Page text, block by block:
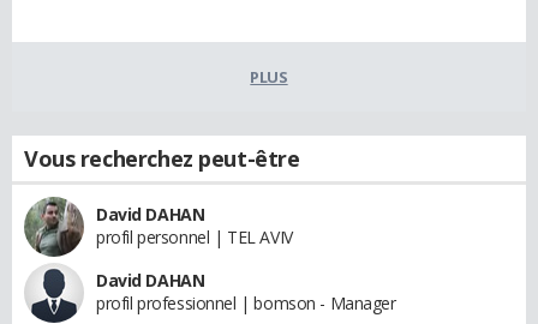
PLUS
Vous recherchez peut-être
David DAHAN
profil personnel | TEL AVIV
David DAHAN
profil professionnel | bomson - Manager